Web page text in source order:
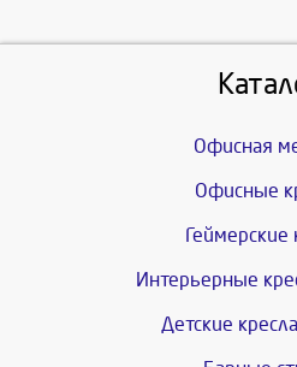
Офисная
Офисные
Геймерские
Интерьерные
Детские